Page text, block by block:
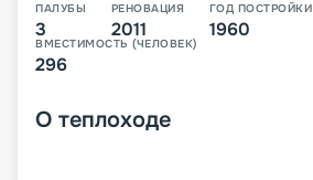
ПАЛУБЫ
3
РЕНОВАЦИЯ
2011
ГОД ПОСТРОЙКИ
1960
ВМЕСТИМОСТЬ (ЧЕЛОВЕК)
296
О теплоходе